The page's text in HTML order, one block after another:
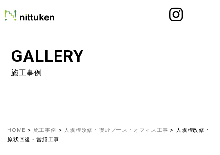
GALLERY
施工事例
HOME > 施工事例 >大規模改修・喫煙ブース・オフィス工事 >大規模改修・
原状回復・営繕工事